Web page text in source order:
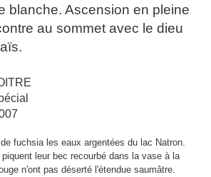
blanche. Ascension en pleine
au sommet avec le dieu
fuchsia les eaux argentées du lac Natron.
leur bec recourbé dans la vase à la
n'ont pas déserté l'étendue saumâtre.